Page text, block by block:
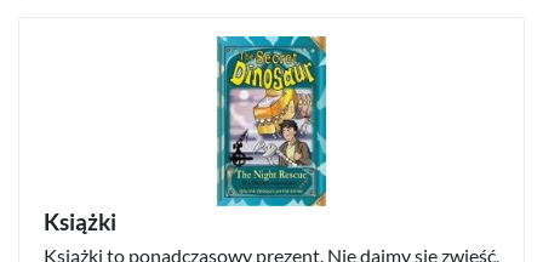
Książki
Książki to ponadczasowy prezent. Nie dajmy się zwieść,